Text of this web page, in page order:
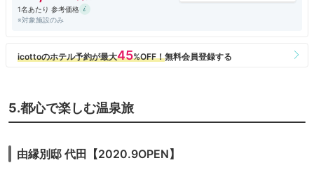
して説明してましたが、重要なのそこじゃないから。ハワイらしさだせる
のって、むしろプールくらいしかないんじゃないかと思いましたが、ここ
チェックイン時に翌朝の朝刊を聞かれましたが、新聞は届きませんでし
届かないって、、、オペレーションできないなら、こんなサービスいらな
いと思います。
朝食会場は、窓なしの空間で非常に閉塞感があります。料理の品数もやや
い。アサイーボウルは思ったより小さいのも残念な感じ。個人的には、和
風の焼き魚や中華街つながり？のシューマイとかはいらないのでは。品数
1名あたり 参考価格
※対象施設のみ
5.都心で楽しむ温泉旅
由縁別邸 代田【2020.9OPEN】